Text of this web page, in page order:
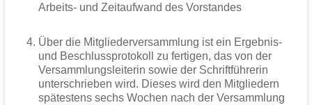
Arbeits- und Zeitaufwand des Vorstandes
Über die Mitgliederversammlung ist ein Ergebnis-
und Beschlussprotokoll zu fertigen, das von der
Versammlungsleiterin sowie der Schriftführerin
unterschrieben wird. Dieses wird den Mitgliedern
spätestens sechs Wochen nach der Versammlung